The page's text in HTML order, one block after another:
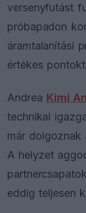
versenyfutást
próbapadon
áramtalanítási
értékes
Andrea Kimi
technikai
már dolgoznak
A helyzet
eddig teljesen